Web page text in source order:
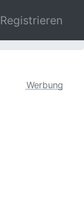
Registrieren
Werbung